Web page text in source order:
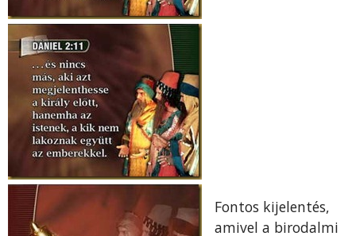
Fontos kijelentés,
amivel a birodalmi